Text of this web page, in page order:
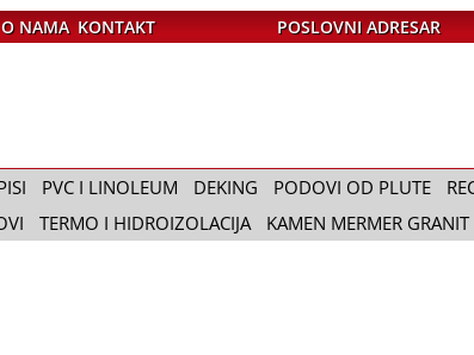
O NAMA KONTAKT POSLOVNI ADRESAR
PVC I LINOLEUM DEKING PODOVI OD PLUTE
TERMO I HIDROIZOLACIJA KAMEN MERMER GRANIT